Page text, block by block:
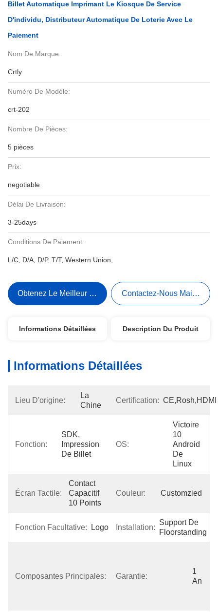
Billet Automatique Imprimant Le Kiosque De Service
D'individu, Distributeur Automatique De Loterie Avec Le
Paiement
Nom De Marque:
Crtly
Numéro De Modèle:
crt-202
Nombre De Pièces:
5 pièces
Prix:
negotiable
Délai De Livraison:
3-25days
Conditions De Paiement:
L/C, D/A, D/P, T/T, Western Union,
Obtenez Le Meilleur Prix Contactez-Nous Maintenant
Informations Détaillées Description Du Produit
Informations Détaillées
Lieu D'origine:
La
Chine
Certification: CE,Rosh,HDMI
Fonction:
SDK,
Impression
De Billet
OS:
Victoire
10
Android
De
Linux
Écran Tactile:
Contact
Capacitif
10 Points
Couleur: Customzied
Fonction Facultative: Logo Installation:
Support De
Floorstanding
Composantes Principales:
D'écran
Tactile De
Garantie:
1
An